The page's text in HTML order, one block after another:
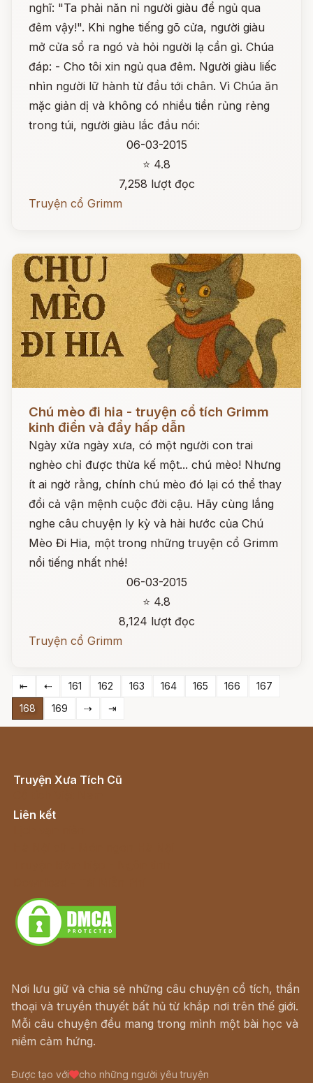
nghĩ: "Ta phải năn nỉ người giàu để ngủ qua
đêm vậy!". Khi nghe tiếng gõ cửa, người giàu
mở cửa sổ ra ngó và hỏi người lạ cần gì. Chúa
đáp: - Cho tôi xin ngủ qua đêm. Người giàu liếc
nhìn người lữ hành từ đầu tới chân. Vì Chúa ăn
mặc giản dị và không có nhiều tiền rủng rẻng
trong túi, người giàu lắc đầu nói:
06-03-2015
⭐ 4.8
7,258 lượt đọc
Truyện cổ Grimm
Chú mèo đi hia - truyện cổ tích Grimm
kinh điển và đầy hấp dẫn
Ngày xửa ngày xưa, có một người con trai
nghèo chỉ được thừa kế một... chú mèo! Nhưng
ít ai ngờ rằng, chính chú mèo đó lại có thể thay
đổi cả vận mệnh cuộc đời cậu. Hãy cùng lắng
nghe câu chuyện ly kỳ và hài hước của Chú
Mèo Đi Hia, một trong những truyện cổ Grimm
nổi tiếng nhất nhé!
06-03-2015
⭐ 4.8
8,124 lượt đọc
Truyện cổ Grimm
⇤ ⇠ 161 162 163 164 165 166
167
168
169 ⇢ ⇥
Truyện Xưa Tích Cũ
Liên kết
Nơi lưu giữ và chia sẻ những câu chuyện cổ tích, thần
thoại và truyền thuyết bất hủ từ khắp nơi trên thế giới.
Mỗi câu chuyện đều mang trong mình một bài học và
niềm cảm hứng.
Được tạo với cho những người yêu truyện